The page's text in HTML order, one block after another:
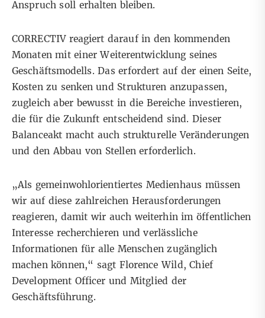
Anspruch soll erhalten bleiben.
CORRECTIV reagiert darauf in den kommenden
Monaten mit einer Weiterentwicklung seines
Geschäftsmodells. Das erfordert auf der einen Seite,
Kosten zu senken und Strukturen anzupassen,
zugleich aber bewusst in die Bereiche investieren,
die für die Zukunft entscheidend sind. Dieser
Balanceakt macht auch strukturelle Veränderungen
und den Abbau von Stellen erforderlich.
„Als gemeinwohlorientiertes Medienhaus müssen
wir auf diese zahlreichen Herausforderungen
reagieren, damit wir auch weiterhin im öffentlichen
Interesse recherchieren und verlässliche
Informationen für alle Menschen zugänglich
machen können,“ sagt Florence Wild, Chief
Development Officer und Mitglied der
Geschäftsführung.